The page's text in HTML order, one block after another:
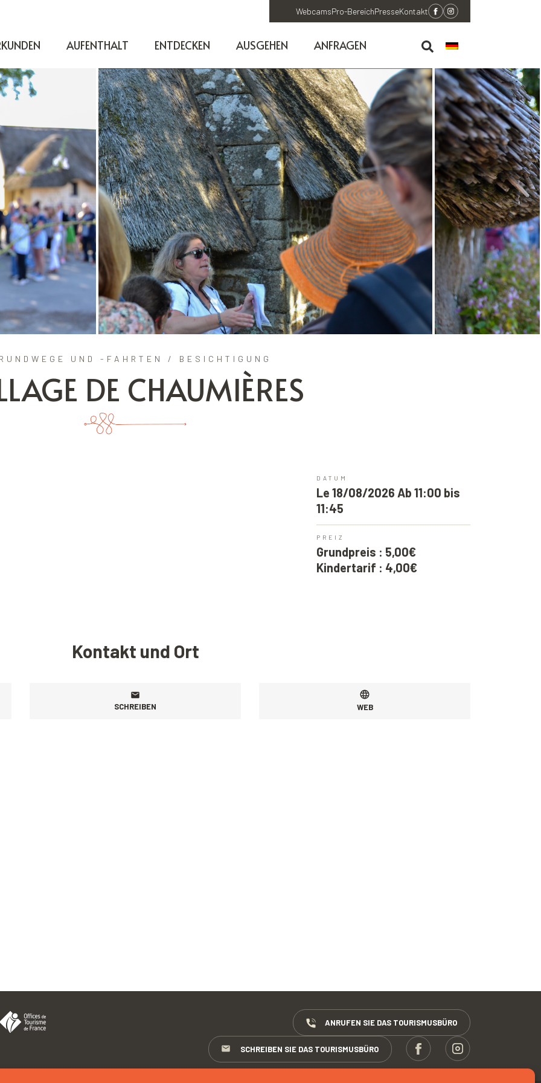
WebcamsPro-BereichPresseKontakt
AUFENTHALT ENTDECKEN AUSGEHEN ANFRAGEN
UND -FAHRTEN / BESICHTIGUNG
DE CHAUMIÈRES
DATUM
Le 18/08/2026 Ab 11:00 bis
11:45
PREIZ
Grundpreis : 5,00€
Kindertarif : 4,00€
Kontakt und Ort
SCHREIBEN WEB
ANRUFEN SIE DAS TOURISMUSBÜRO
SCHREIBEN SIE DAS TOURISMUSBÜRO